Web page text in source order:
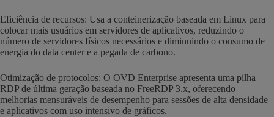
Eficiência de recursos: Usa a conteinerização baseada em Linux para
colocar mais usuários em servidores de aplicativos, reduzindo o
número de servidores físicos necessários e diminuindo o consumo de
energia do data center e a pegada de carbono.
Otimização de protocolos: O OVD Enterprise apresenta uma pilha
RDP de última geração baseada no FreeRDP 3.x, oferecendo
melhorias mensuráveis de desempenho para sessões de alta densidade
e aplicativos com uso intensivo de gráficos.